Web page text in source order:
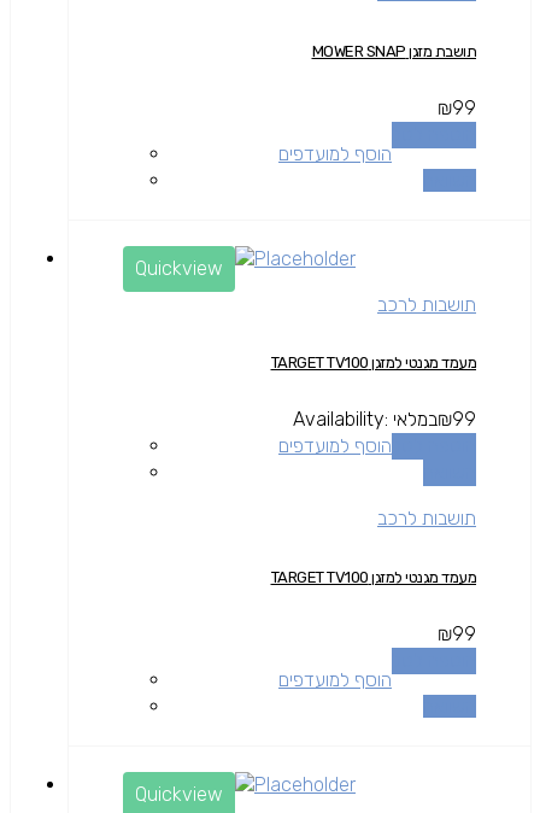
תושבת מזגן MOWER SNAP
₪99
הוסף למועדפים
Quickview
תושבות לרכב
מעמד מגנטי למזגן TARGET TV100
₪99
Availability: במלאי
הוסף למועדפים
תושבות לרכב
מעמד מגנטי למזגן TARGET TV100
₪99
הוסף למועדפים
Quickview